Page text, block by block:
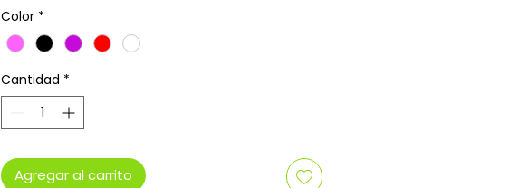
Color *
Cantidad *
Agregar al carrito